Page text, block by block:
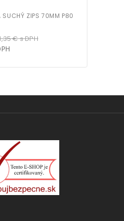
SUCHÝ ZIPS 70MM P80
€s DPH